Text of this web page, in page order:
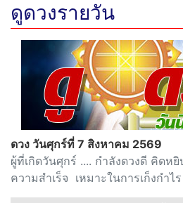
ดูดวงรายวัน
ดวง วันศุกร์ที่ 7 สิงหาคม 2569
ผู้ที่เกิดวันศุกร์ .... กำลังดวงดี คิดห
ความสำเร็จ เหมาะในการเก็งกำไ